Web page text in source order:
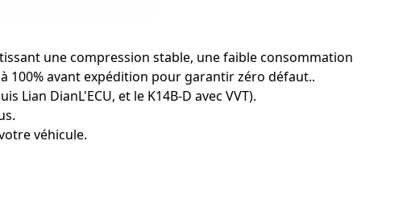
une compression stable, une faible consommation
100% avant expédition pour garantir zéro défaut..
Lian DianL'ECU, et le K14B-D avec VVT).
véhicule.